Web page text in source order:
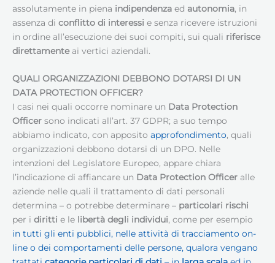
assolutamente in piena indipendenza ed autonomia, in
assenza di conflitto di interessi e senza ricevere istruzioni
in ordine all’esecuzione dei suoi compiti, sui quali riferisce
direttamenteai vertici aziendali.
QUALI ORGANIZZAZIONI DEBBONO DOTARSI DI UN
DATA PROTECTION OFFICER?
I casi nei quali occorre nominare un Data Protection
Officer sono indicati all’art. 37 GDPR; a suo tempo
abbiamo indicato, con apposito approfondimento, quali
organizzazioni debbono dotarsi di un DPO. Nelle
intenzioni del Legislatore Europeo, appare chiara
l’indicazione di affiancare un Data Protection Officer alle
aziende nelle quali il trattamento di dati personali
determina – o potrebbe determinare – particolari rischi
per i diritti e le libertà degli individui, come per esempio
in tutti gli enti pubblici, nelle attività di tracciamento on-
line o dei comportamenti delle persone, qualora vengano